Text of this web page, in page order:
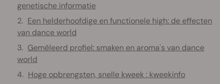
genetische informatie
Een helderhoofdige en functionele high: de effecten
van dance world
Gemêleerd profiel: smaken en aroma's van dance
world
Hoge opbrengsten, snelle kweek : kweekinfo